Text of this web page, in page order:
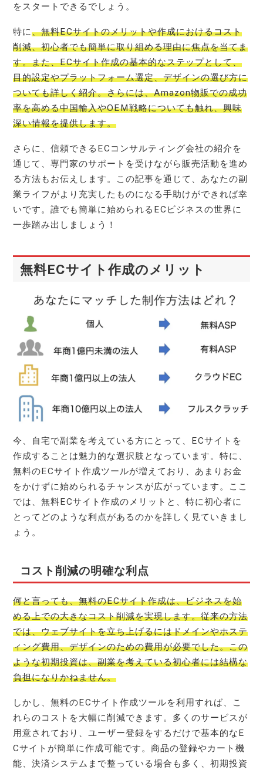
をスタートできるでしょう。
特に、無料ECサイトのメリットや作成におけるコスト
削減、初心者でも簡単に取り組める理由に焦点を当てま
す。また、ECサイト作成の基本的なステップとして、
目的設定やプラットフォーム選定、デザインの選び方に
ついても詳しく紹介。さらには、Amazon物販での成功
率を高める中国輸入やOEM戦略についても触れ、興味
深い情報を提供します。
さらに、信頼できるECコンサルティング会社の紹介を
通じて、専門家のサポートを受けながら販売活動を進め
る方法もお伝えします。この記事を通じて、あなたの副
業ライフがより充実したものになる手助けができれば幸
いです。誰でも簡単に始められるECビジネスの世界に
一歩踏み出しましょう！
無料ECサイト作成のメリット
今、自宅で副業を考えている方にとって、ECサイトを
作成することは魅力的な選択肢となっています。特に、
無料のECサイト作成ツールが増えており、あまりお金
をかけずに始められるチャンスが広がっています。ここ
では、無料ECサイト作成のメリットと、特に初心者に
とってどのような利点があるのかを詳しく見ていきまし
ょう。
コスト削減の明確な利点
何と言っても、無料のECサイト作成は、ビジネスを始
める上での大きなコスト削減を実現します。従来の方法
では、ウェブサイトを立ち上げるにはドメインやホステ
ィング費用、デザインのための費用が必要でした。この
ような初期投資は、副業を考えている初心者には結構な
負担になりかねません。
しかし、無料のECサイト作成ツールを利用すれば、こ
れらのコストを大幅に削減できます。多くのサービスが
用意されており、ユーザー登録をするだけで基本的なE
Cサイトが簡単に作成可能です。商品の登録やカート機
能、決済システムまで整っている場合も多く、初期投資